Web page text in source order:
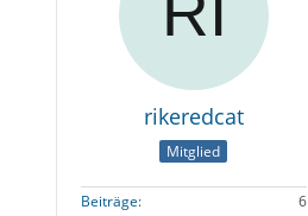
rikeredcat
Mitglied
Beiträge 6